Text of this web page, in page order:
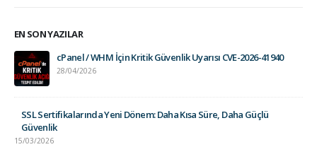
EN SON YAZILAR
cPanel / WHM İçin Kritik Güvenlik Uyarısı CVE-2026-41940
28/04/2026
SSL Sertifikalarında Yeni Dönem: Daha Kısa Süre, Daha Güçlü
Güvenlik
15/03/2026